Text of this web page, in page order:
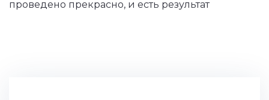
проведено прекрасно, и есть результат